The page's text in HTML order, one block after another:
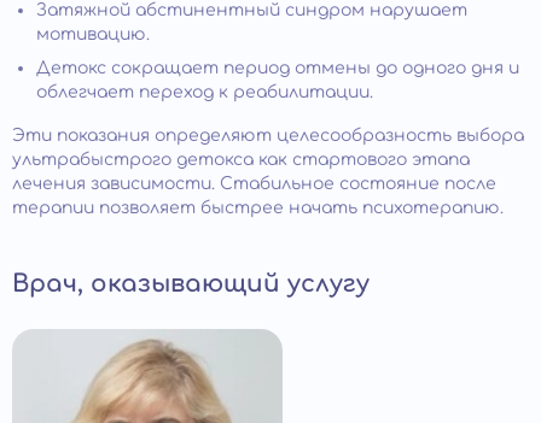
Затяжной абстинентный синдром нарушает
мотивацию.
Детокс сокращает период отмены до одного дня и
облегчает переход к реабилитации.
Эти показания определяют целесообразность выбора
ультрабыстрого детокса как стартового этапа
лечения зависимости. Стабильное состояние после
терапии позволяет быстрее начать психотерапию.
Врач, оказывающий услугу